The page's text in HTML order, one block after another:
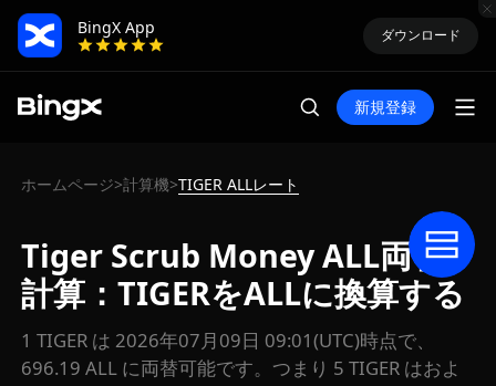
BingX App
ダウンロード
新規登録
ホームページ>計算機>TIGER ALLレート
Tiger Scrub Money ALL両替
計算：TIGERをALLに換算する
1 TIGER は 2026年07月09日 09:01(UTC)時点で、
696.19 ALL に両替可能です。つまり 5 TIGER はおよ